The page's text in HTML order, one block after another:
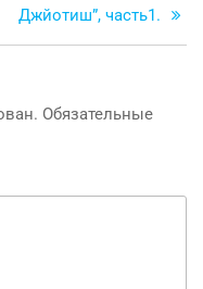
Джйотиш”, часть1.
Обязательные